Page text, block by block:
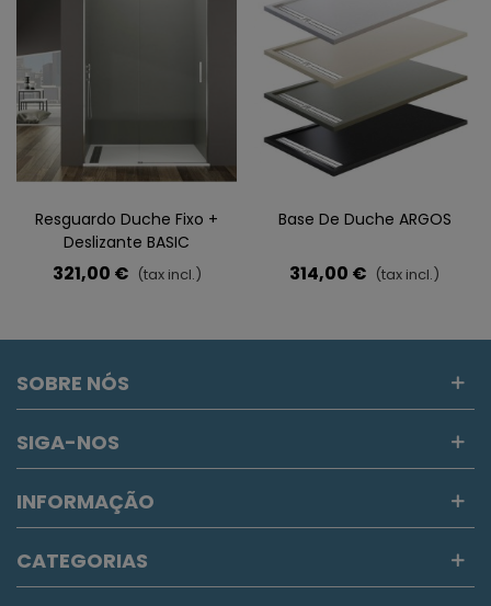
Resguardo Duche Fixo +
Deslizante BASIC
321,00 € (tax incl.)
Base De Duche ARGOS
314,00 € (tax incl.)
SOBRE NÓS
SIGA-NOS
INFORMAÇÃO
CATEGORIAS